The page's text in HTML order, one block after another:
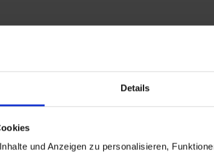
Details
und Anzeigen zu personalisieren,
bis zum 25.11.2026
Linz / Österreich
Passau / Deutschland